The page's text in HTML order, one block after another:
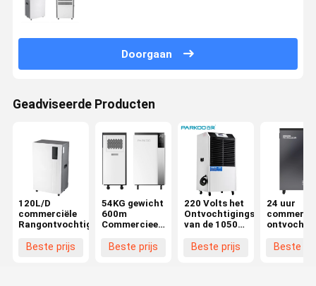
Doorgaan
Geadviseerde Producten
120L/D
commerciële
Rangontvochtigingstoestel
Beste prijs
54KG gewicht
600m
Commercieel
Ontvochtigingstoestel
Beste prijs
220 Volts het
Ontvochtigingstoestel
van de 1050
Commerciële
Beste prijs
24 uur
dekking
Beste